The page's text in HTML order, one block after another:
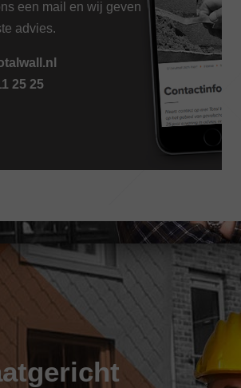
een mail en wij geven
advies.
25 25